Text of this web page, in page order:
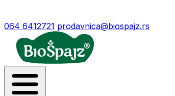
064 6412721 prodavnica@biospajz.rs